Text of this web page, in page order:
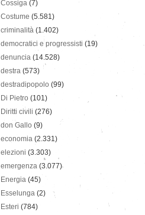
Cossiga (7)
Costume (5.581)
criminalità (1.402)
democratici e progressisti (19)
denuncia (14.528)
destra (573)
destradipopolo (99)
Di Pietro (101)
Diritti civili (276)
don Gallo (9)
economia (2.331)
elezioni (3.303)
emergenza (3.077)
Energia (45)
Esselunga (2)
Esteri (784)